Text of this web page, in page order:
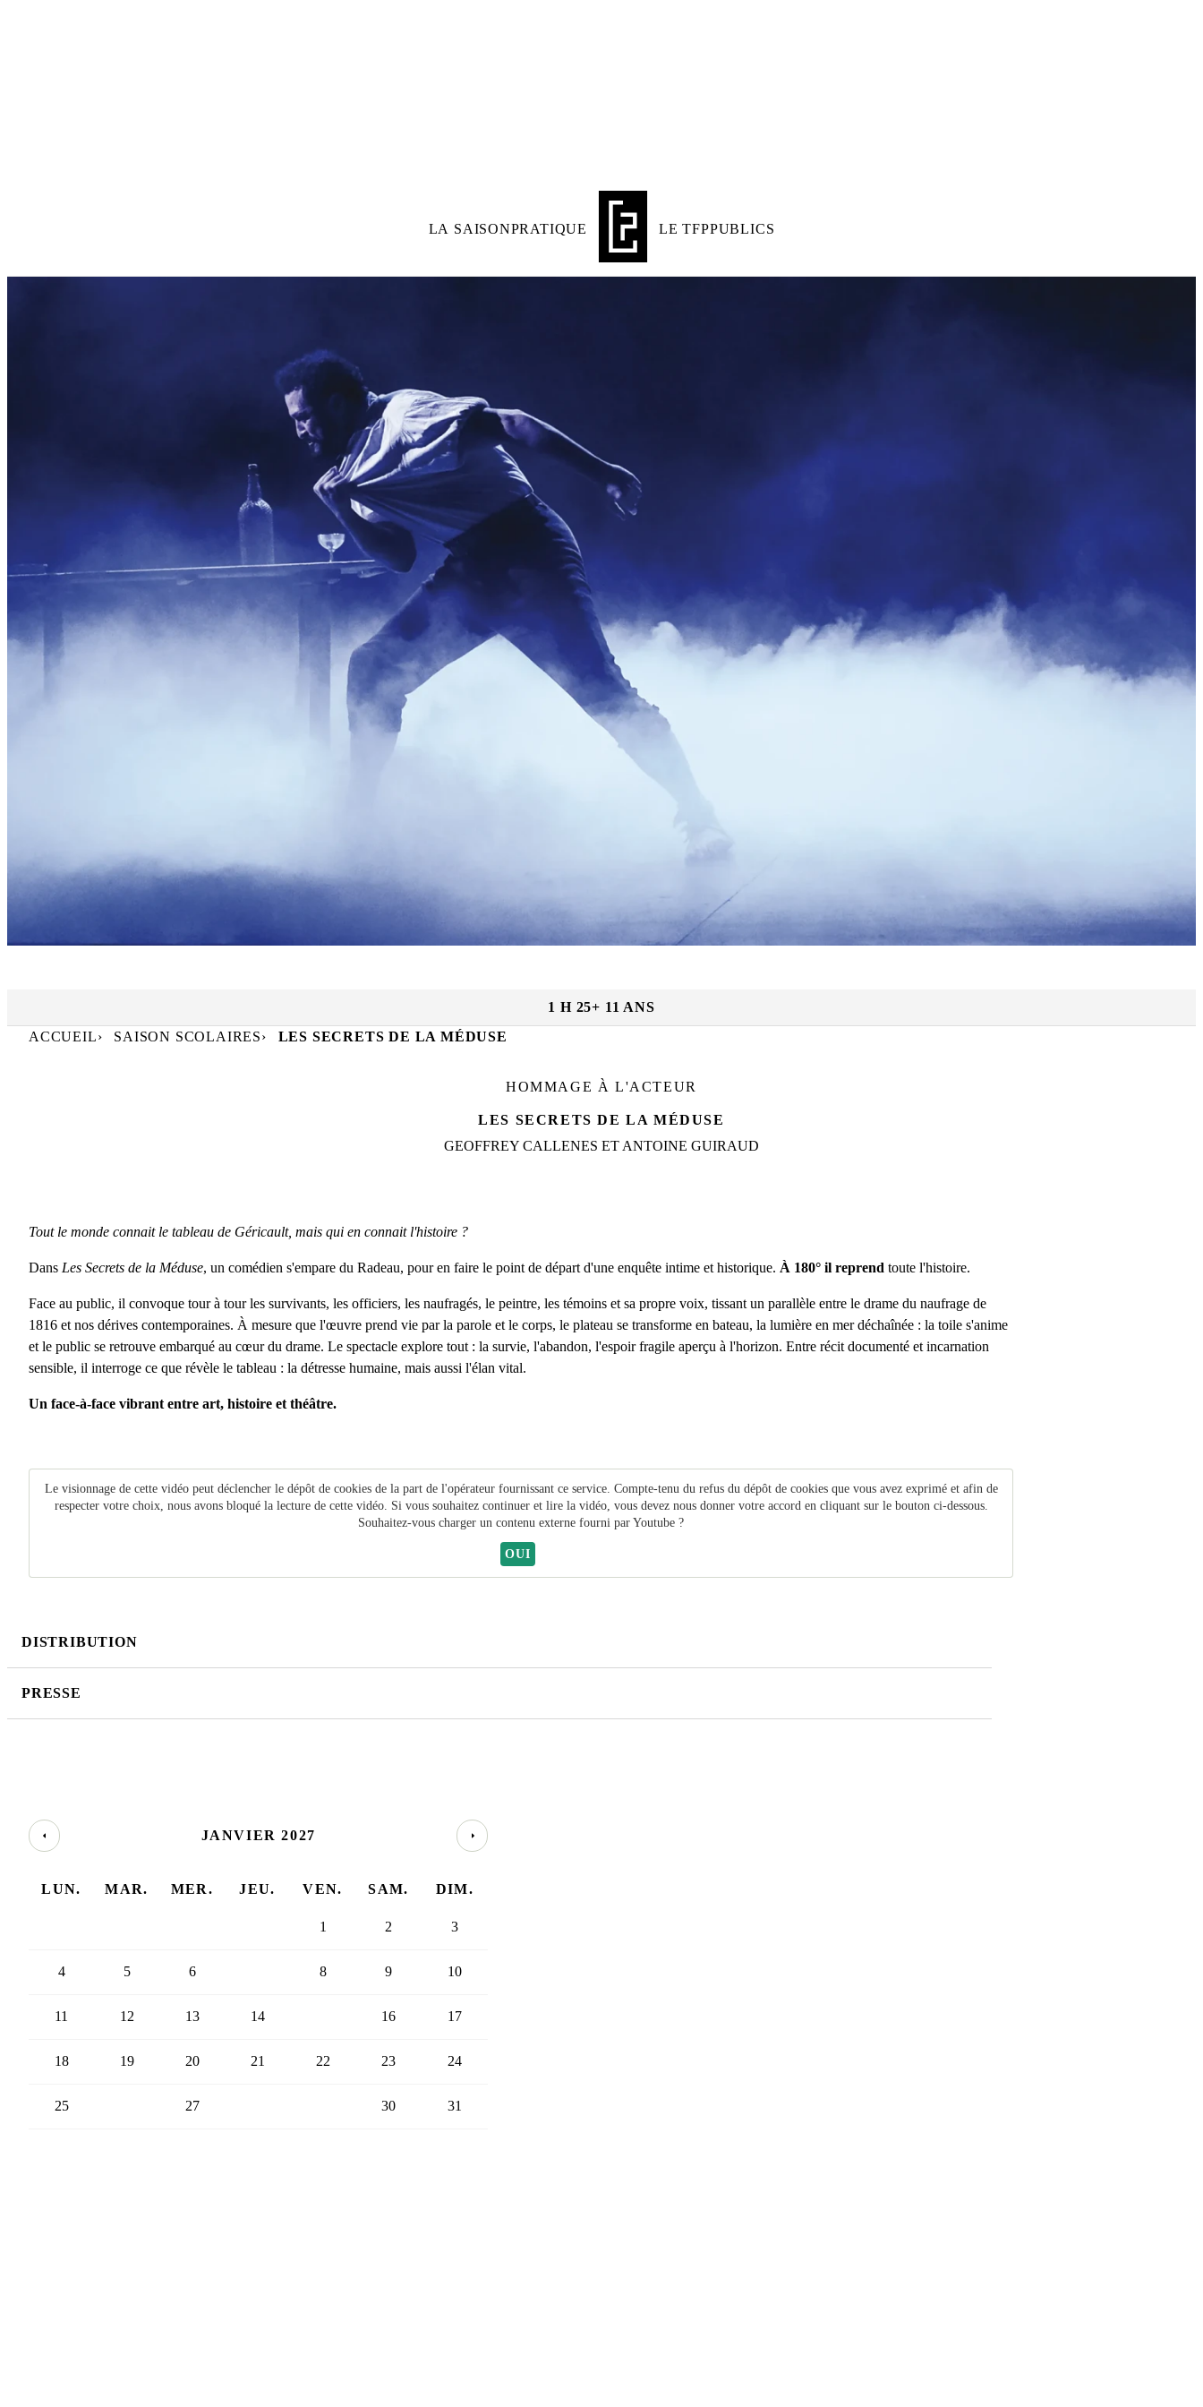
LA SAISONPRATIQUE LE TFPPUBLICS
1 H 25+ 11 ANS
ACCUEIL
SAISON SCOLAIRES LES SECRETS DE LA MÉDUSE
HOMMAGE À L'ACTEUR
LES SECRETS DE LA MÉDUSE
GEOFFREY CALLENES ET ANTOINE GUIRAUD
Tout le monde connait le tableau de Géricault, mais qui en connait l'histoire ?
Dans Les Secrets de la Méduse, un comédien s'empare du Radeau, pour en faire le point de départ d'une enquête intime et historique. À 180° il reprend toute l'histoire.
Face au public, il convoque tour à tour les survivants, les officiers, les naufragés, le peintre, les témoins et sa propre voix, tissant un parallèle entre le drame du naufrage de
1816 et nos dérives contemporaines. À mesure que l'œuvre prend vie par la parole et le corps, le plateau se transforme en bateau, la lumière en mer déchaînée : la toile s'anime
et le public se retrouve embarqué au cœur du drame. Le spectacle explore tout : la survie, l'abandon, l'espoir fragile aperçu à l'horizon. Entre récit documenté et incarnation
sensible, il interroge ce que révèle le tableau : la détresse humaine, mais aussi l'élan vital.
Un face-à-face vibrant entre art, histoire et théâtre.
Le visionnage de cette vidéo peut déclencher le dépôt de cookies de la part de l'opérateur fournissant ce service. Compte-tenu du refus du dépôt de cookies que vous avez exprimé et afin de
respecter votre choix, nous avons bloqué la lecture de cette vidéo. Si vous souhaitez continuer et lire la vidéo, vous devez nous donner votre accord en cliquant sur le bouton ci-dessous.
Souhaitez-vous charger un contenu externe fourni par Youtube ?
OUI
DISTRIBUTION
PRESSE
JANVIER 2027
LUN. MAR. MER. JEU. VEN. SAM. DIM.
1 2 3
4 5 6 8 9 10
11 12 13 14 16 17
18 19 20 21 22 23 24
25 27 30 31